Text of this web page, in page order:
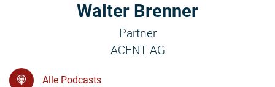
Walter Brenner
Partner
ACENT AG
Alle Podcasts